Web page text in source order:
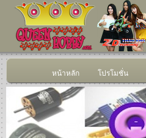
หน้าหลัก โปรโมชั่น